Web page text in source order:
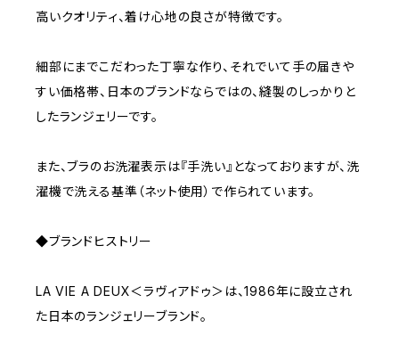
高いクオリティ、着け心地の良さが特徴です。
細部にまでこだわった丁寧な作り、それでいて手の届きや
すい価格帯、日本のブランドならではの、縫製のしっかりと
したランジェリーです。
また、ブラのお洗濯表示は『手洗い』となっておりますが、洗
濯機で洗える基準（ネット使用）で作られています。
◆ブランドヒストリー
LA VIE A DEUX＜ラヴィアドゥ＞は、1986年に設立され
た日本のランジェリーブランド。